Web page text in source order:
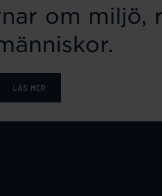
om miljö,
LÄS MER